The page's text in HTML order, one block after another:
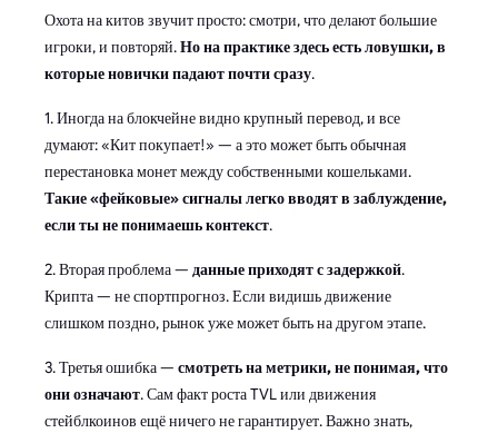
Охота на китов звучит просто: смотри, что делают большие
игроки, и повторяй.Но на практике здесь есть ловушки, в
которые новички падают почти сразу.
1. Иногда на блокчейне видно крупный перевод, и все
думают: «Кит покупает!» — а это может быть обычная
перестановка монет между собственными кошельками.
Такие «фейковые» сигналы легко вводят в заблуждение,
если ты не понимаешь контекст.
2. Вторая проблема — данные приходят с задержкой.
Крипта — не спортпрогноз. Если видишь движение
слишком поздно, рынок уже может быть на другом этапе.
3. Третья ошибка — смотреть на метрики, не понимая, что
они означают. Сам факт роста TVL или движения
стейблкоинов ещё ничего не гарантирует. Важно знать,